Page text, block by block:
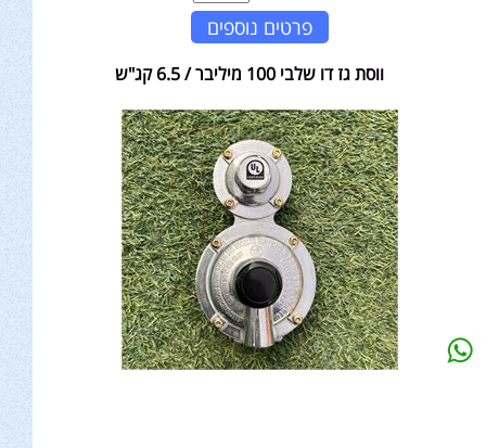
פרטים נוספים
ווסת גז דו שלבי 100 מיליבר / 6.5 קג"ש